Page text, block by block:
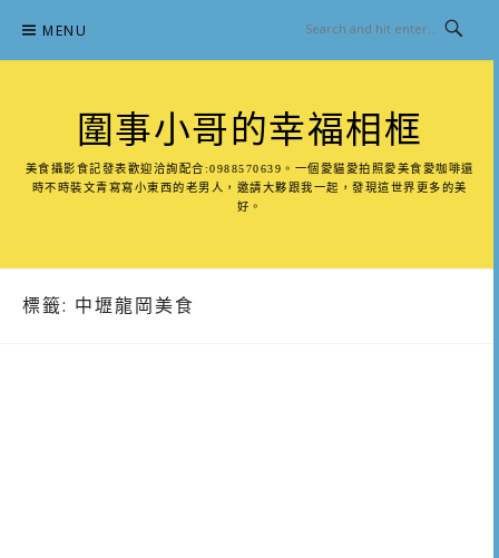
content
MENU
圍事小哥的幸福相框
美食攝影食記發表歡迎洽詢配合:0988570639。一個愛貓愛拍照愛美食愛咖啡還
時不時裝文青寫寫小東西的老男人，邀請大夥跟我一起，發現這世界更多的美
好。
標籤: 中壢龍岡美食